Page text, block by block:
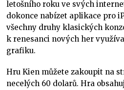
letošního roku ve svých
dokonce nabízet aplikace pro
všechny druhy klasických
k renesanci nových her
grafiku.
Hru Kien můžete zakoupit na
necelých 60 dolarů. Hra